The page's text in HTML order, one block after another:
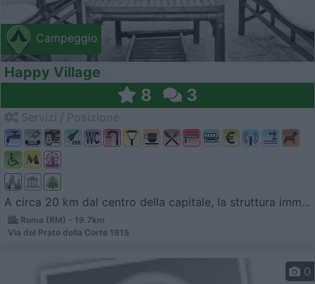
Campeggio
Happy Village
8 3
A circa 20 km dal centro della capitale, la struttura imm...
Roma (RM) - 19.7km
Via del Prato della Corte 1915
0